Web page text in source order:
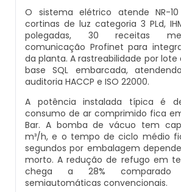
Pesadora Para Pão De Queijo
Dosador De Rosca
Pesadoras Automáticas
Embaladora De Graos
Seladora Automática Com
Embaladora De Pao
Datador Termico
Datador Automático A Venda
Datador Termo Transferência
Fornecedor Datador
Datador De Caixas
Empresa De Datador Inkjet
O sistema elétrico atende NR-
cortinas de luz categoria 3 PLd,
polegadas, 30 receitas
comunicação Profinet para
da planta. A rastreabilidade por
base SQL embarcada,
auditoria HACCP e ISO 22000.
A potência instalada típica é
consumo de ar comprimido fica
Bar. A bomba de vácuo tem
m³/h, e o tempo de ciclo médio
segundos por embalagem
morto. A redução de refugo em
chega a 28% comparado
semiautomáticas convencionais.